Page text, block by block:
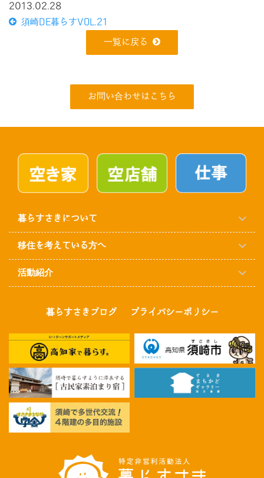
2013.02.28
須崎DE暮らすVOL.21
一覧に戻る
お問い合わせはこちら
暮らすさきについて
移住を考えている方へ
活動紹介
暮らすさきブログ プライバシーポリシー